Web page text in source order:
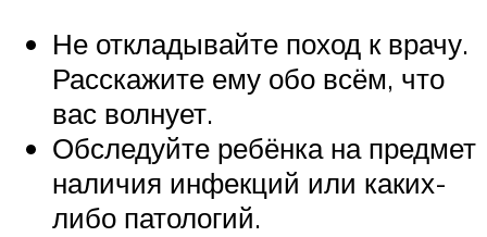
Не откладывайте поход к врачу.
Расскажите ему обо всём, что
вас волнует.
Обследуйте ребёнка на предмет
наличия инфекций или каких-
либо патологий.